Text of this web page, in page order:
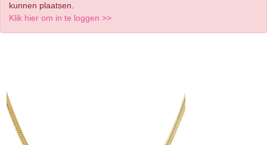
kunnen plaatsen.
Klik hier om in te loggen >>